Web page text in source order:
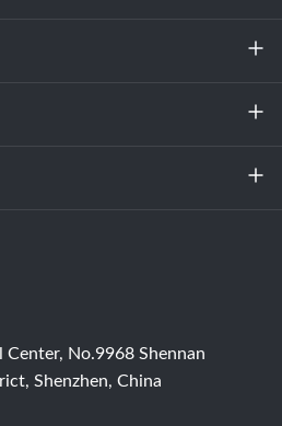
серверна кімната
Center, No.9968 Shennan
Shenzhen, China